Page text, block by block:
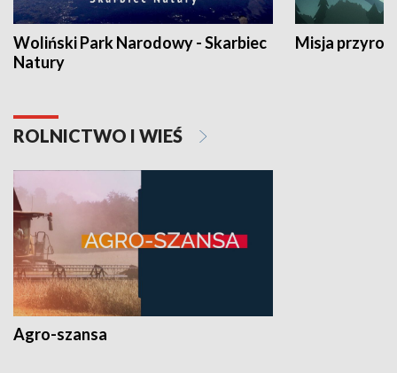
Woliński Park Narodowy - Skarbiec
Natury
Misja
ROLNICTWO I WIEŚ
Agro-szansa